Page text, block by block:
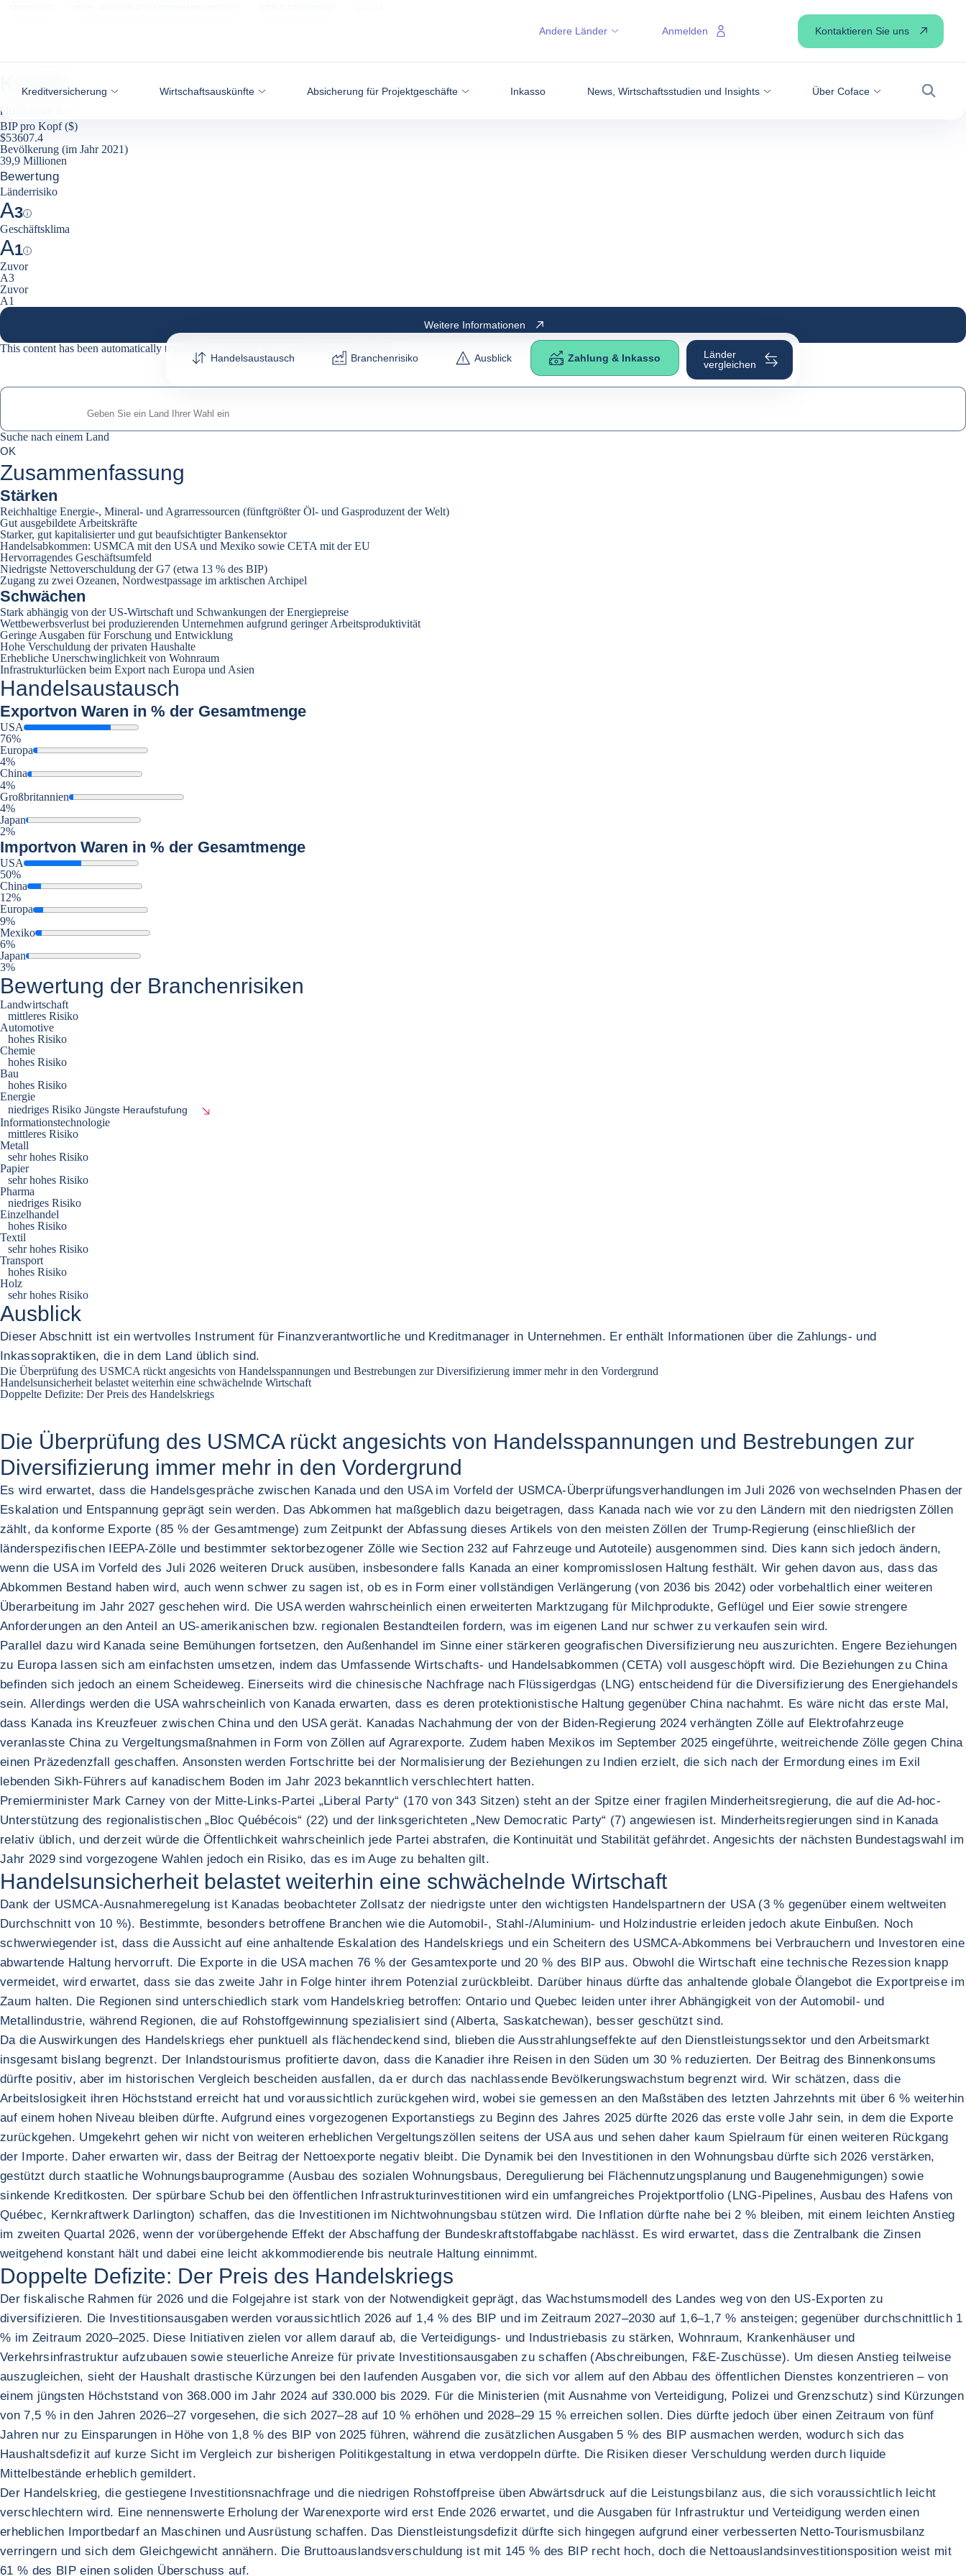
Kreditversicherung Wirtschaftsauskünfte Absicherung für Projektgeschäfte Inkasso News, Wirtschaftsstudien und Insights Über Coface
Suche
Andere Länder Anmelden Kontaktieren Sie uns
Kanada
Nordamerika
BIP pro Kopf ($)
$53607.4
Bevölkerung (im Jahr 2021)
39,9 Millionen
Bewertung
Länderrisiko
A3
Help
Geschäftsklima
A1
Help
Zuvor
A3
Zuvor
A1
Weitere Informationen
This content has been automatically translated. It may not be as accurate as the
Handelsaustausch Branchenrisiko Ausblick Zahlung & Inkasso
Länder
vergleichen
Suche nach einem Land
0suggestions
Suche nach einem Land
OK
Zusammenfassung
Stärken
Reichhaltige Energie-, Mineral- und Agrarressourcen (fünftgrößter Öl- und Gasproduzent der Welt)
Gut ausgebildete Arbeitskräfte
Starker, gut kapitalisierter und gut beaufsichtigter Bankensektor
Handelsabkommen: USMCA mit den USA und Mexiko sowie CETA mit der EU
Hervorragendes Geschäftsumfeld
Niedrigste Nettoverschuldung der G7 (etwa 13 % des BIP)
Zugang zu zwei Ozeanen, Nordwestpassage im arktischen Archipel
Schwächen
Stark abhängig von der US-Wirtschaft und Schwankungen der Energiepreise
Wettbewerbsverlust bei produzierenden Unternehmen aufgrund geringer Arbeitsproduktivität
Geringe Ausgaben für Forschung und Entwicklung
Hohe Verschuldung der privaten Haushalte
Erhebliche Unerschwinglichkeit von Wohnraum
Infrastrukturlücken beim Export nach Europa und Asien
Handelsaustausch
Exportvon Waren in % der Gesamtmenge
USA
76%
Europa
4%
China
4%
Großbritannien
4%
Japan
2%
Importvon Waren in % der Gesamtmenge
USA
50%
China
12%
Europa
9%
Mexiko
6%
Japan
3%
Bewertung der Branchenrisiken
Landwirtschaft
mittleres Risiko
Automotive
hohes Risiko
Chemie
hohes Risiko
Bau
hohes Risiko
Energie
niedriges Risiko Jüngste Heraufstufung
Informationstechnologie
mittleres Risiko
Metall
sehr hohes Risiko
Papier
sehr hohes Risiko
Pharma
niedriges Risiko
Einzelhandel
hohes Risiko
Textil
sehr hohes Risiko
Transport
hohes Risiko
Holz
sehr hohes Risiko
Ausblick
Dieser Abschnitt ist ein wertvolles Instrument für Finanzverantwortliche und Kreditmanager in Unternehmen. Er enthält Informationen über die Zahlungs- und
Inkassopraktiken, die in dem Land üblich sind.
Die Überprüfung des USMCA rückt angesichts von Handelsspannungen und Bestrebungen zur Diversifizierung immer mehr in den Vordergrund
Handelsunsicherheit belastet weiterhin eine schwächelnde Wirtschaft
Doppelte Defizite: Der Preis des Handelskriegs
Die Überprüfung des USMCA rückt angesichts von Handelsspannungen und Bestrebungen zur
Diversifizierung immer mehr in den Vordergrund
Es wird erwartet, dass die Handelsgespräche zwischen Kanada und den USA im Vorfeld der USMCA-Überprüfungsverhandlungen im Juli 2026 von wechselnden Phasen der
Eskalation und Entspannung geprägt sein werden. Das Abkommen hat maßgeblich dazu beigetragen, dass Kanada nach wie vor zu den Ländern mit den niedrigsten Zöllen
zählt, da konforme Exporte (85 % der Gesamtmenge) zum Zeitpunkt der Abfassung dieses Artikels von den meisten Zöllen der Trump-Regierung (einschließlich der
länderspezifischen IEEPA-Zölle und bestimmter sektorbezogener Zölle wie Section 232 auf Fahrzeuge und Autoteile) ausgenommen sind. Dies kann sich jedoch ändern,
wenn die USA im Vorfeld des Juli 2026 weiteren Druck ausüben, insbesondere falls Kanada an einer kompromisslosen Haltung festhält. Wir gehen davon aus, dass das
Abkommen Bestand haben wird, auch wenn schwer zu sagen ist, ob es in Form einer vollständigen Verlängerung (von 2036 bis 2042) oder vorbehaltlich einer weiteren
Überarbeitung im Jahr 2027 geschehen wird. Die USA werden wahrscheinlich einen erweiterten Marktzugang für Milchprodukte, Geflügel und Eier sowie strengere
Anforderungen an den Anteil an US-amerikanischen bzw. regionalen Bestandteilen fordern, was im eigenen Land nur schwer zu verkaufen sein wird.
Parallel dazu wird Kanada seine Bemühungen fortsetzen, den Außenhandel im Sinne einer stärkeren geografischen Diversifizierung neu auszurichten. Engere Beziehungen
zu Europa lassen sich am einfachsten umsetzen, indem das Umfassende Wirtschafts- und Handelsabkommen (CETA) voll ausgeschöpft wird. Die Beziehungen zu China
befinden sich jedoch an einem Scheideweg. Einerseits wird die chinesische Nachfrage nach Flüssigerdgas (LNG) entscheidend für die Diversifizierung des Energiehandels
sein. Allerdings werden die USA wahrscheinlich von Kanada erwarten, dass es deren protektionistische Haltung gegenüber China nachahmt. Es wäre nicht das erste Mal,
dass Kanada ins Kreuzfeuer zwischen China und den USA gerät. Kanadas Nachahmung der von der Biden-Regierung 2024 verhängten Zölle auf Elektrofahrzeuge
veranlasste China zu Vergeltungsmaßnahmen in Form von Zöllen auf Agrarexporte. Zudem haben Mexikos im September 2025 eingeführte, weitreichende Zölle gegen China
einen Präzedenzfall geschaffen. Ansonsten werden Fortschritte bei der Normalisierung der Beziehungen zu Indien erzielt, die sich nach der Ermordung eines im Exil
lebenden Sikh-Führers auf kanadischem Boden im Jahr 2023 bekanntlich verschlechtert hatten.
Premierminister Mark Carney von der Mitte-Links-Partei „Liberal Party“ (170 von 343 Sitzen) steht an der Spitze einer fragilen Minderheitsregierung, die auf die Ad-hoc-
Unterstützung des regionalistischen „Bloc Québécois“ (22) und der linksgerichteten „New Democratic Party“ (7) angewiesen ist. Minderheitsregierungen sind in Kanada
relativ üblich, und derzeit würde die Öffentlichkeit wahrscheinlich jede Partei abstrafen, die Kontinuität und Stabilität gefährdet. Angesichts der nächsten Bundestagswahl im
Jahr 2029 sind vorgezogene Wahlen jedoch ein Risiko, das es im Auge zu behalten gilt.
Handelsunsicherheit belastet weiterhin eine schwächelnde Wirtschaft
Dank der USMCA-Ausnahmeregelung ist Kanadas beobachteter Zollsatz der niedrigste unter den wichtigsten Handelspartnern der USA (3 % gegenüber einem weltweiten
Durchschnitt von 10 %). Bestimmte, besonders betroffene Branchen wie die Automobil-, Stahl-/Aluminium- und Holzindustrie erleiden jedoch akute Einbußen. Noch
schwerwiegender ist, dass die Aussicht auf eine anhaltende Eskalation des Handelskriegs und ein Scheitern des USMCA-Abkommens bei Verbrauchern und Investoren eine
abwartende Haltung hervorruft. Die Exporte in die USA machen 76 % der Gesamtexporte und 20 % des BIP aus. Obwohl die Wirtschaft eine technische Rezession knapp
vermeidet, wird erwartet, dass sie das zweite Jahr in Folge hinter ihrem Potenzial zurückbleibt. Darüber hinaus dürfte das anhaltende globale Ölangebot die Exportpreise im
Zaum halten. Die Regionen sind unterschiedlich stark vom Handelskrieg betroffen: Ontario und Quebec leiden unter ihrer Abhängigkeit von der Automobil- und
Metallindustrie, während Regionen, die auf Rohstoffgewinnung spezialisiert sind (Alberta, Saskatchewan), besser geschützt sind.
Da die Auswirkungen des Handelskriegs eher punktuell als flächendeckend sind, blieben die Ausstrahlungseffekte auf den Dienstleistungssektor und den Arbeitsmarkt
insgesamt bislang begrenzt. Der Inlandstourismus profitierte davon, dass die Kanadier ihre Reisen in den Süden um 30 % reduzierten. Der Beitrag des Binnenkonsums
dürfte positiv, aber im historischen Vergleich bescheiden ausfallen, da er durch das nachlassende Bevölkerungswachstum begrenzt wird. Wir schätzen, dass die
Arbeitslosigkeit ihren Höchststand erreicht hat und voraussichtlich zurückgehen wird, wobei sie gemessen an den Maßstäben des letzten Jahrzehnts mit über 6 % weiterhin
auf einem hohen Niveau bleiben dürfte. Aufgrund eines vorgezogenen Exportanstiegs zu Beginn des Jahres 2025 dürfte 2026 das erste volle Jahr sein, in dem die Exporte
zurückgehen. Umgekehrt gehen wir nicht von weiteren erheblichen Vergeltungszöllen seitens der USA aus und sehen daher kaum Spielraum für einen weiteren Rückgang
der Importe. Daher erwarten wir, dass der Beitrag der Nettoexporte negativ bleibt. Die Dynamik bei den Investitionen in den Wohnungsbau dürfte sich 2026 verstärken,
gestützt durch staatliche Wohnungsbauprogramme (Ausbau des sozialen Wohnungsbaus, Deregulierung bei Flächennutzungsplanung und Baugenehmigungen) sowie
sinkende Kreditkosten. Der spürbare Schub bei den öffentlichen Infrastrukturinvestitionen wird ein umfangreiches Projektportfolio (LNG-Pipelines, Ausbau des Hafens von
Québec, Kernkraftwerk Darlington) schaffen, das die Investitionen im Nichtwohnungsbau stützen wird. Die Inflation dürfte nahe bei 2 % bleiben, mit einem leichten Anstieg
im zweiten Quartal 2026, wenn der vorübergehende Effekt der Abschaffung der Bundeskraftstoffabgabe nachlässt. Es wird erwartet, dass die Zentralbank die Zinsen
weitgehend konstant hält und dabei eine leicht akkommodierende bis neutrale Haltung einnimmt.
Doppelte Defizite: Der Preis des Handelskriegs
Der fiskalische Rahmen für 2026 und die Folgejahre ist stark von der Notwendigkeit geprägt, das Wachstumsmodell des Landes weg von den US-Exporten zu
diversifizieren. Die Investitionsausgaben werden voraussichtlich 2026 auf 1,4 % des BIP und im Zeitraum 2027–2030 auf 1,6–1,7 % ansteigen; gegenüber durchschnittlich 1
% im Zeitraum 2020–2025. Diese Initiativen zielen vor allem darauf ab, die Verteidigungs- und Industriebasis zu stärken, Wohnraum, Krankenhäuser und
Verkehrsinfrastruktur aufzubauen sowie steuerliche Anreize für private Investitionsausgaben zu schaffen (Abschreibungen, F&E-Zuschüsse). Um diesen Anstieg teilweise
auszugleichen, sieht der Haushalt drastische Kürzungen bei den laufenden Ausgaben vor, die sich vor allem auf den Abbau des öffentlichen Dienstes konzentrieren – von
einem jüngsten Höchststand von 368.000 im Jahr 2024 auf 330.000 bis 2029. Für die Ministerien (mit Ausnahme von Verteidigung, Polizei und Grenzschutz) sind Kürzungen
von 7,5 % in den Jahren 2026–27 vorgesehen, die sich 2027–28 auf 10 % erhöhen und 2028–29 15 % erreichen sollen. Dies dürfte jedoch über einen Zeitraum von fünf
Jahren nur zu Einsparungen in Höhe von 1,8 % des BIP von 2025 führen, während die zusätzlichen Ausgaben 5 % des BIP ausmachen werden, wodurch sich das
Haushaltsdefizit auf kurze Sicht im Vergleich zur bisherigen Politikgestaltung in etwa verdoppeln dürfte. Die Risiken dieser Verschuldung werden durch liquide
Mittelbestände erheblich gemildert.
Der Handelskrieg, die gestiegene Investitionsnachfrage und die niedrigen Rohstoffpreise üben Abwärtsdruck auf die Leistungsbilanz aus, die sich voraussichtlich leicht
verschlechtern wird. Eine nennenswerte Erholung der Warenexporte wird erst Ende 2026 erwartet, und die Ausgaben für Infrastruktur und Verteidigung werden einen
erheblichen Importbedarf an Maschinen und Ausrüstung schaffen. Das Dienstleistungsdefizit dürfte sich hingegen aufgrund einer verbesserten Netto-Tourismusbilanz
verringern und sich dem Gleichgewicht annähern. Die Bruttoauslandsverschuldung ist mit 145 % des BIP recht hoch, doch die Nettoauslandsinvestitionsposition weist mit
61 % des BIP einen soliden Überschuss auf.